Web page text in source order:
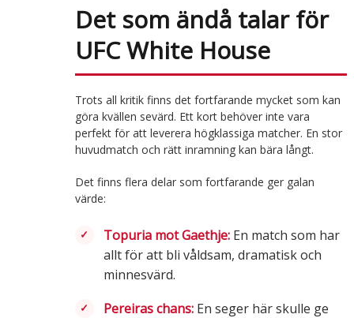
Det som ändå talar för
UFC White House
Trots all kritik finns det fortfarande mycket som kan
göra kvällen sevärd. Ett kort behöver inte vara
perfekt för att leverera högklassiga matcher. En stor
huvudmatch och rätt inramning kan bära långt.
Det finns flera delar som fortfarande ger galan
värde:
Topuria mot Gaethje:En match som har
allt för att bli våldsam, dramatisk och
minnesvärd.
Pereiras chans:En seger här skulle ge